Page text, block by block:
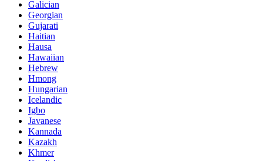
Galician
Georgian
Gujarati
Haitian
Hausa
Hawaiian
Hebrew
Hmong
Hungarian
Icelandic
Igbo
Javanese
Kannada
Kazakh
Khmer